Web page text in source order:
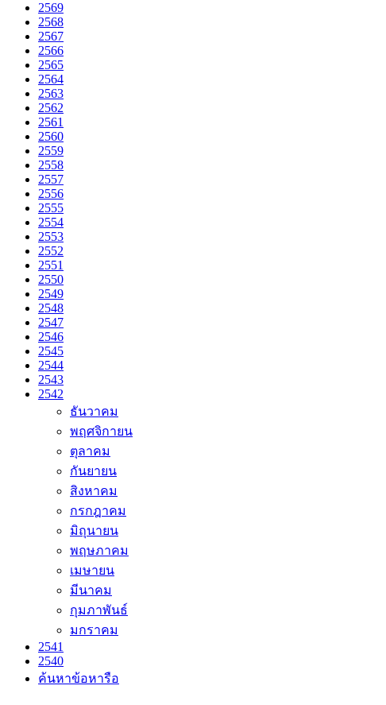
2569
2568
2567
2566
2565
2564
2563
2562
2561
2560
2559
2558
2557
2556
2555
2554
2553
2552
2551
2550
2549
2548
2547
2546
2545
2544
2543
2542
ธันวาคม
พฤศจิกายน
ตุลาคม
กันยายน
สิงหาคม
กรกฎาคม
มิถุนายน
พฤษภาคม
เมษายน
มีนาคม
กุมภาพันธ์
มกราคม
2541
2540
ค้นหาข้อหารือ